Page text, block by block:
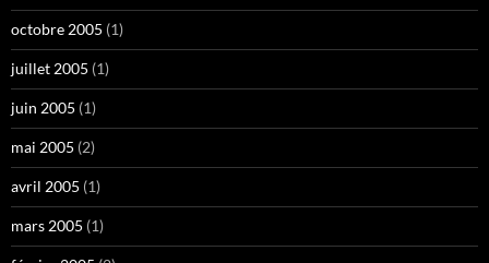
octobre 2005 (1)
juillet 2005 (1)
juin 2005 (1)
mai 2005 (2)
avril 2005 (1)
mars 2005 (1)